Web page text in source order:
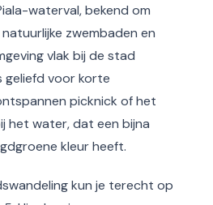
waterval, bekend om
zwembaden en
vlak bij de stad
geliefd voor korte
picknick of het
het water, dat een bijna
kleur heeft.
kun je terecht op